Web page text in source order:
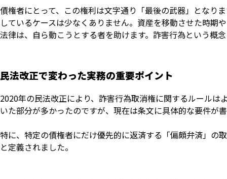
債権者にとって、この権利は文字通り「最後の武器」となり
しているケースは少なくありません。資産を移動させた時期
法律は、自ら動こうとする者を助けます。詐害行為という概
民法改正で変わった実務の重要ポイント
2020年の民法改正により、詐害行為取消権に関するルール
いた部分が多かったのですが、現在は条文に具体的な要件が
特に、特定の債権者にだけ優先的に返済する「偏頗弁済」の
と定義されました。